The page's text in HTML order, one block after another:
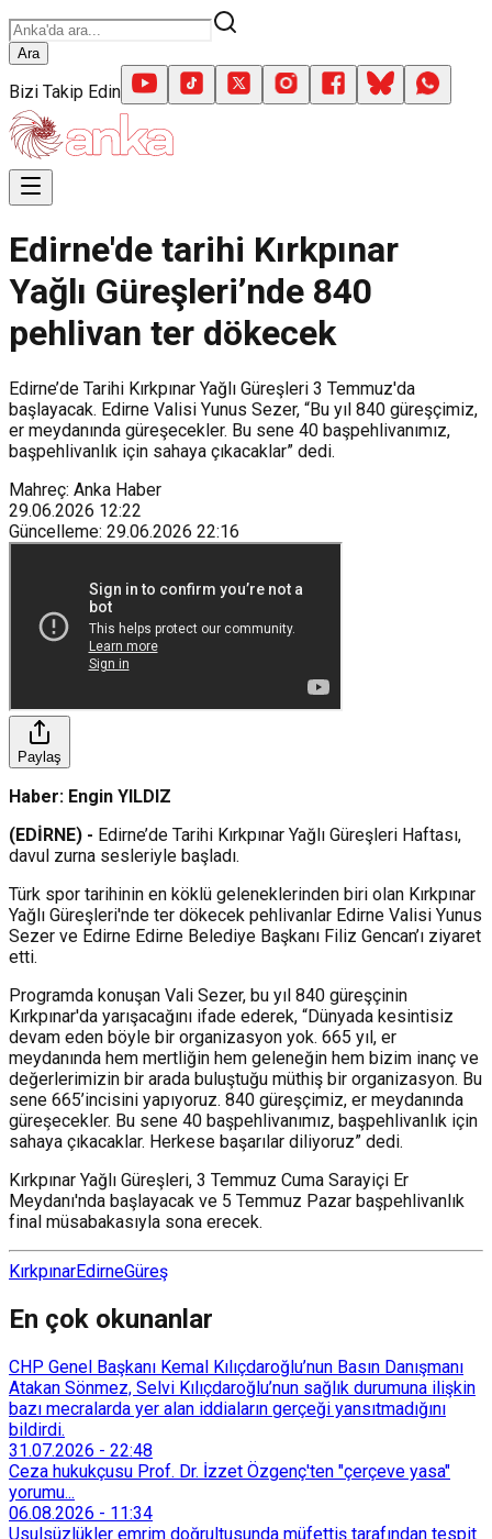
Ara
Bizi Takip Edin
Edirne'de tarihi Kırkpınar
Yağlı Güreşleri’nde 840
pehlivan ter dökecek
Edirne’de Tarihi Kırkpınar Yağlı Güreşleri 3 Temmuz'da
başlayacak. Edirne Valisi Yunus Sezer, “Bu yıl 840 güreşçimiz,
er meydanında güreşecekler. Bu sene 40 başpehlivanımız,
başpehlivanlık için sahaya çıkacaklar” dedi.
Mahreç: Anka Haber
29.06.2026 12:22
Güncelleme: 29.06.2026 22:16
Paylaş
Haber: Engin YILDIZ
(EDİRNE) - Edirne’de Tarihi Kırkpınar Yağlı Güreşleri Haftası,
davul zurna sesleriyle başladı.
Türk spor tarihinin en köklü geleneklerinden biri olan Kırkpınar
Yağlı Güreşleri'nde ter dökecek pehlivanlar Edirne Valisi Yunus
Sezer ve Edirne Edirne Belediye Başkanı Filiz Gencan’ı ziyaret
etti.
Programda konuşan Vali Sezer, bu yıl 840 güreşçinin
Kırkpınar'da yarışacağını ifade ederek, “Dünyada kesintisiz
devam eden böyle bir organizasyon yok. 665 yıl, er
meydanında hem mertliğin hem geleneğin hem bizim inanç ve
değerlerimizin bir arada buluştuğu müthiş bir organizasyon. Bu
sene 665’incisini yapıyoruz. 840 güreşçimiz, er meydanında
güreşecekler. Bu sene 40 başpehlivanımız, başpehlivanlık için
sahaya çıkacaklar. Herkese başarılar diliyoruz” dedi.
Kırkpınar Yağlı Güreşleri, 3 Temmuz Cuma Sarayiçi Er
Meydanı'nda başlayacak ve 5 Temmuz Pazar başpehlivanlık
final müsabakasıyla sona erecek.
KırkpınarEdirneGüreş
En çok okunanlar
CHP Genel Başkanı Kemal Kılıçdaroğlu’nun Basın Danışmanı
Atakan Sönmez, Selvi Kılıçdaroğlu’nun sağlık durumuna ilişkin
bazı mecralarda yer alan iddiaların gerçeği yansıtmadığını
bildirdi.
31.07.2026 - 22:48
Ceza hukukçusu Prof. Dr. İzzet Özgenç'ten "çerçeve yasa"
yorumu...
06.08.2026 - 11:34
Usulsüzlükler emrim doğrultusunda müfettiş tarafından tespit